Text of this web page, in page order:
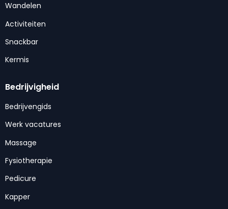
Wandelen
Activiteiten
Snackbar
Kermis
Bedrijvigheid
Bedrijvengids
Werk vacatures
Massage
Fysiotherapie
Pedicure
Kapper